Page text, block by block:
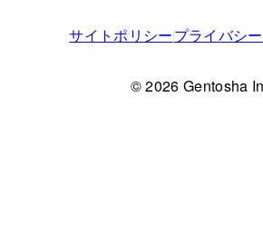
サイトポリシープライバシ
© 2026 Gentosha